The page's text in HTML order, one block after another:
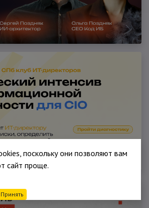
поскольку они позволяют вам
сайт проще.
Принять